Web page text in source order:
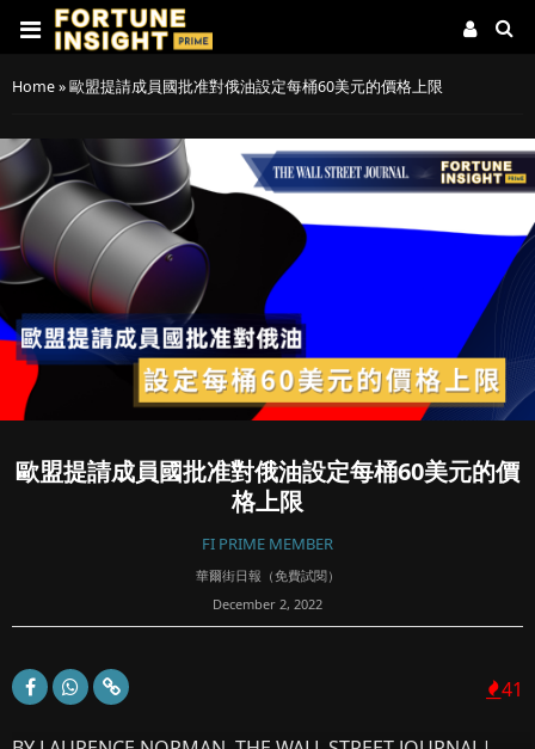
Home»歐盟提請成員國批准對俄油設定每桶60美元的價格上限
歐盟提請成員國批准對俄油設定每桶60美元的價
格上限
FI PRIME MEMBER
華爾街日報（免費試閱）
December 2, 2022
41